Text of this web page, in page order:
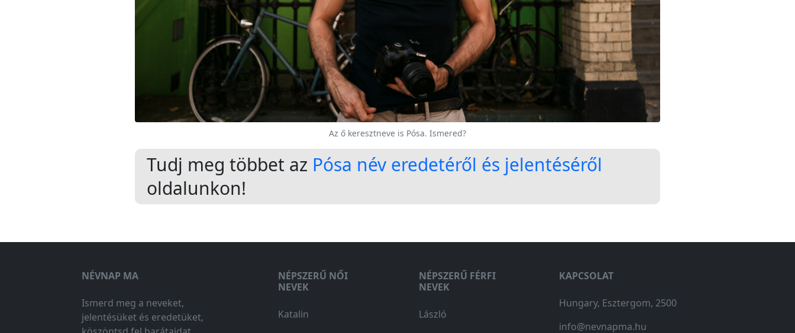
Az ő keresztneve is Pósa. Ismered?
Tudj meg többet az Pósa név eredetéről és jelentéséről
oldalunkon!
NÉVNAP MA
Ismerd meg a neveket,
jelentésüket és eredetüket,
NÉPSZERŰ NŐI
NEVEK
Katalin
NÉPSZERŰ FÉRFI
NEVEK
László
KAPCSOLAT
Hungary, Esztergom, 2500
info@nevnapma.hu